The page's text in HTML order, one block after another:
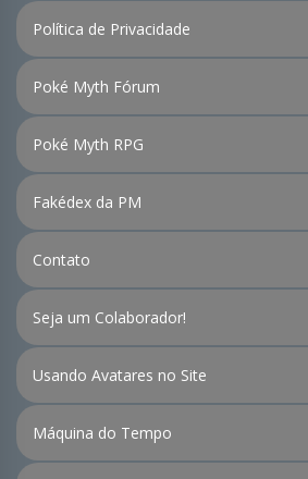
Política de Privacidade
Poké Myth Fórum
Poké Myth RPG
Fakédex da PM
Contato
Seja um Colaborador!
Usando Avatares no Site
Máquina do Tempo